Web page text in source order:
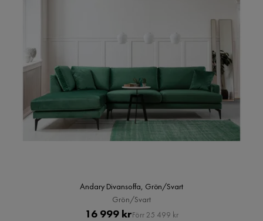
Andary Divansoffa, Grön/Svart
Grön/Svart
Pris
16 999 krOriginal
Förr 25 499 kr